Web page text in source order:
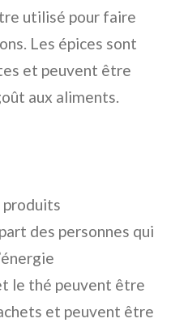
utilisé pour faire
Les épices sont
et peuvent être
aux aliments.
produits
des personnes qui
le thé peuvent être
et peuvent être